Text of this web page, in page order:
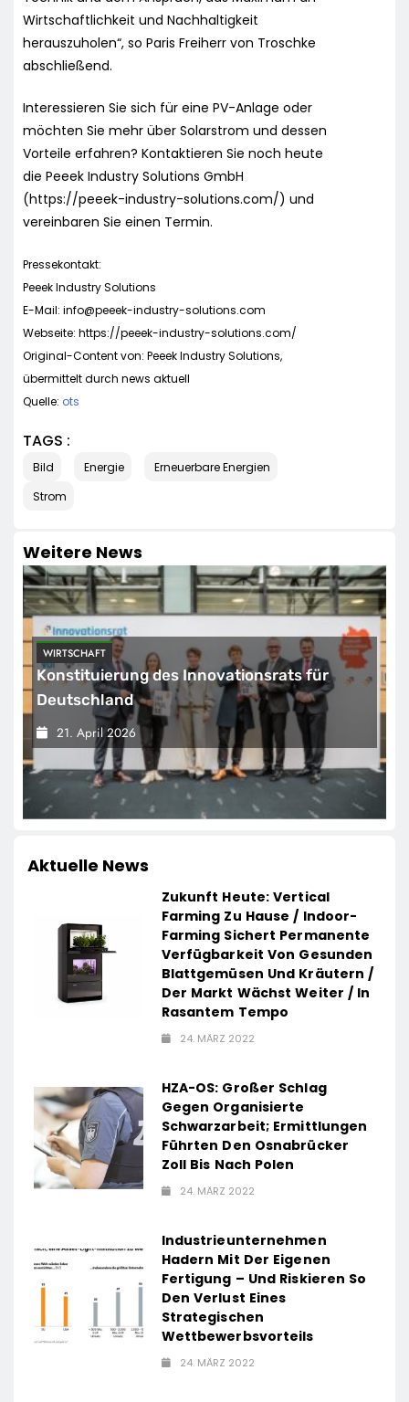
Wirtschaftlichkeit und Nachhaltigkeit
herauszuholen“, so Paris Freiherr von Troschke
abschließend.
Interessieren Sie sich für eine PV-Anlage oder
möchten Sie mehr über Solarstrom und dessen
Vorteile erfahren? Kontaktieren Sie noch heute
die Peeek Industry Solutions GmbH
(https://peeek-industry-solutions.com/) und
vereinbaren Sie einen Termin.
Pressekontakt:
Peeek Industry Solutions
E-Mail: info@peeek-industry-solutions.com
Webseite: https://peeek-industry-solutions.com/
Original-Content von: Peeek Industry Solutions,
übermittelt durch news aktuell
Quelle: ots
TAGS :
Bild Energie
Erneuerbare Energien
Strom
Weitere News
WIRTSCHAFT
Konstituierung des Innovationsrats für
Deutschland
21. April 2026
Aktuelle News
Zukunft Heute: Vertical
Farming Zu Hause / Indoor-
Farming Sichert Permanente
Verfügbarkeit Von Gesunden
Blattgemüsen Und Kräutern /
Der Markt Wächst Weiter / In
Rasantem Tempo
24. MÄRZ 2022
HZA-OS: Großer Schlag
Gegen Organisierte
Schwarzarbeit; Ermittlungen
Führten Den Osnabrücker
Zoll Bis Nach Polen
24. MÄRZ 2022
Industrieunternehmen
Hadern Mit Der Eigenen
Fertigung – Und Riskieren So
Den Verlust Eines
Strategischen
Wettbewerbsvorteils
24. MÄRZ 2022